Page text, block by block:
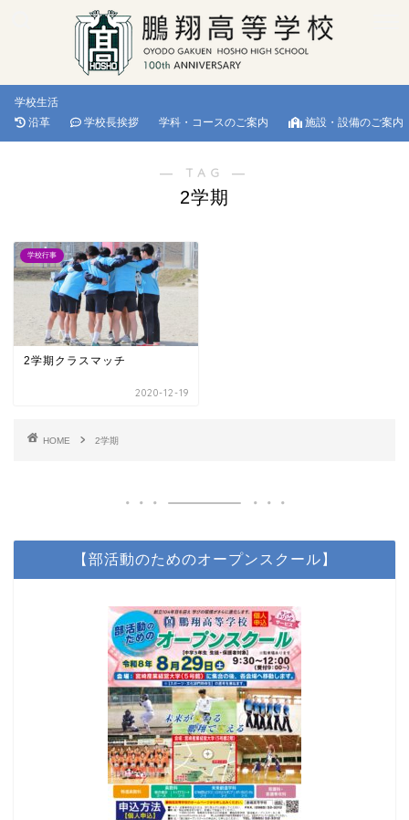
学校生活
沿革
学校長挨拶 学科・コースのご案内 施設・設備のご案内
― TAG ―
2学期
学校行事
2学期クラスマッチ
2020-12-19
HOME 2学期
【部活動のためのオープンスクール】